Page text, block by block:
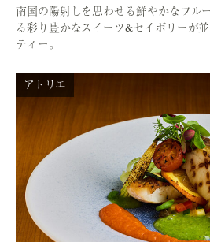
南国の陽射しを思わせる鮮やかなフル
る彩り豊かなスイーツ&セイボリーが
ティー。
アトリエ